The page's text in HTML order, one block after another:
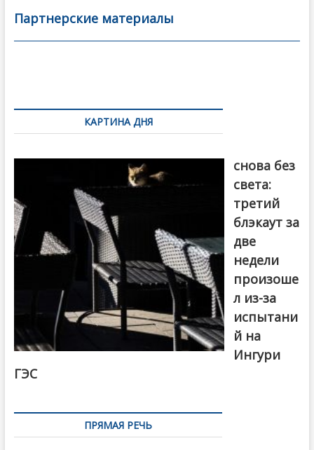
b
o
er l
а
в
Партнерские материалы
по
записямКАРТИНА ДНЯ
снова без
света:
третий
блэкаут за
две
недели
произоше
л из-за
испытани
й на
Ингури
ГЭС
ПРЯМАЯ РЕЧЬ